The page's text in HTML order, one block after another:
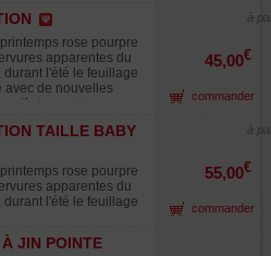
du a la
de cette variété les
en pot de 1.5 l ne font
de hauteur. Cette
peut atteindre en
6 a 8 mètres de
dans la collection
boskoop hollande.
rose pourpre
apparentes du
durant l'été le feuillage
avec de nouvelles
vif et en automne
8 cm de largeur a
des plus belles
15 dernières
3 litres 30/40 cm de
en son genre de par
robustesse,
Buchholz Oregon.
45,00€
à
commander
TAILLE BABY
rose pourpre
apparentes du
durant l'été le feuillage
vif et en automne
orangé. Grande
55,00€
à
commander
JIN POINTE